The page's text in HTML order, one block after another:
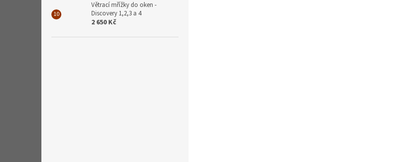
Větrací mřížky do oken -
Discovery 1,2,3 a 4
2 650 Kč